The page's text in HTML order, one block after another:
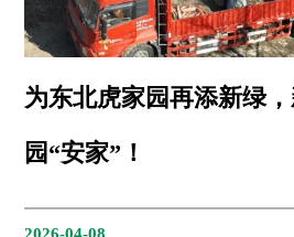
为东北虎家园再添新绿
园“安家”！
2026-04-08